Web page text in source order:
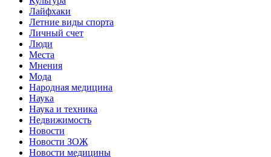
Лайфхаки
Летние виды спорта
Личный счет
Люди
Места
Мнения
Мода
Народная медицина
Наука
Наука и техника
Недвижимость
Новости
Новости ЗОЖ
Новости медицины